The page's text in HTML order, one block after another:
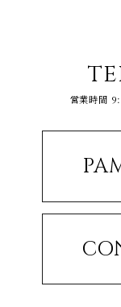
営業時間